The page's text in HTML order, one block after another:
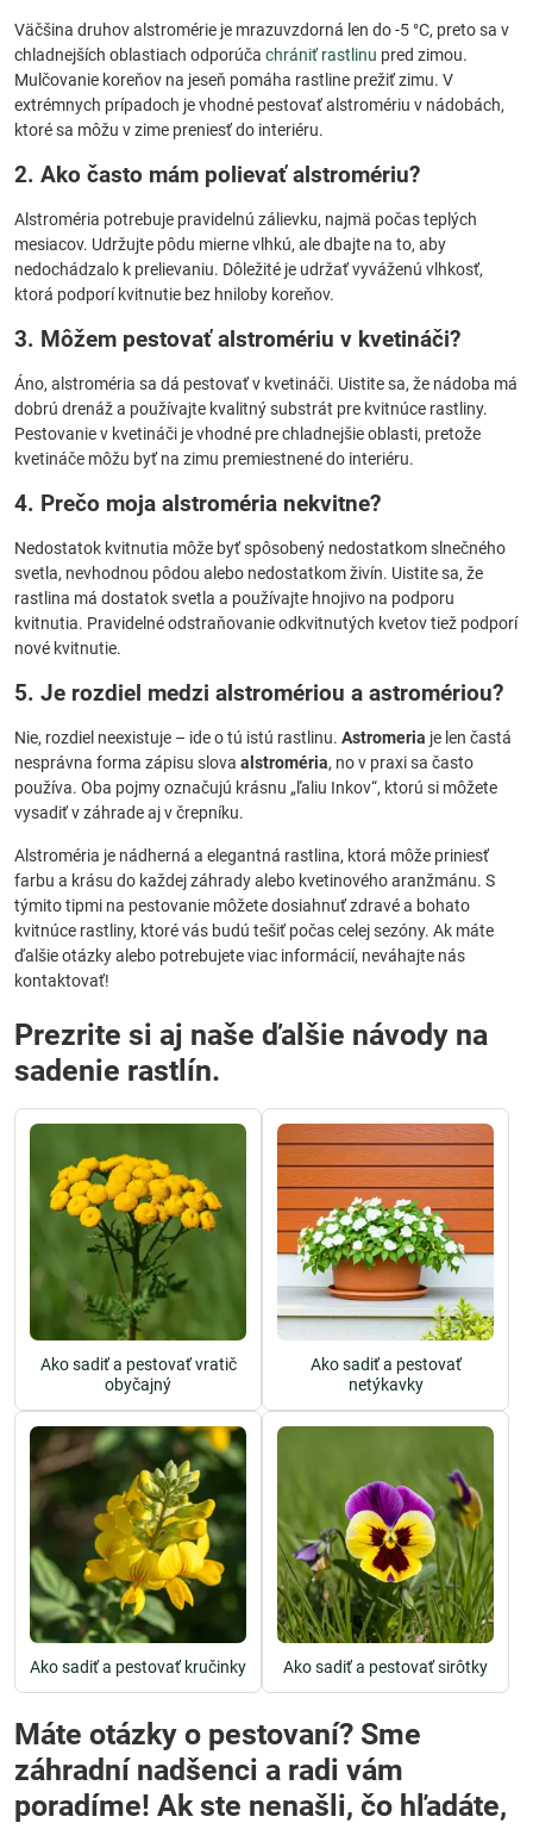
Väčšina druhov alstromérie je mrazuvzdorná len do -5 °C, preto sa v
chladnejších oblastiach odporúča chrániť rastlinu pred zimou.
Mulčovanie koreňov na jeseň pomáha rastline prežiť zimu. V
extrémnych prípadoch je vhodné pestovať alstromériu v nádobách,
ktoré sa môžu v zime preniesť do interiéru.
2. Ako často mám polievať alstromériu?
Alstroméria potrebuje pravidelnú zálievku, najmä počas teplých
mesiacov. Udržujte pôdu mierne vlhkú, ale dbajte na to, aby
nedochádzalo k prelievaniu. Dôležité je udržať vyváženú vlhkosť,
ktorá podporí kvitnutie bez hniloby koreňov.
3. Môžem pestovať alstromériu v kvetináči?
Áno, alstroméria sa dá pestovať v kvetináči. Uistite sa, že nádoba má
dobrú drenáž a používajte kvalitný substrát pre kvitnúce rastliny.
Pestovanie v kvetináči je vhodné pre chladnejšie oblasti, pretože
kvetináče môžu byť na zimu premiestnené do interiéru.
4. Prečo moja alstroméria nekvitne?
Nedostatok kvitnutia môže byť spôsobený nedostatkom slnečného
svetla, nevhodnou pôdou alebo nedostatkom živín. Uistite sa, že
rastlina má dostatok svetla a používajte hnojivo na podporu
kvitnutia. Pravidelné odstraňovanie odkvitnutých kvetov tiež podporí
nové kvitnutie.
5. Je rozdiel medzi alstromériou a astromériou?
Nie, rozdiel neexistuje – ide o tú istú rastlinu. Astromeria je len častá
nesprávna forma zápisu slova alstroméria, no v praxi sa často
používa. Oba pojmy označujú krásnu „ľaliu Inkov“, ktorú si môžete
vysadiť v záhrade aj v črepníku.
Alstroméria je nádherná a elegantná rastlina, ktorá môže priniesť
farbu a krásu do každej záhrady alebo kvetinového aranžmánu. S
týmito tipmi na pestovanie môžete dosiahnuť zdravé a bohato
kvitnúce rastliny, ktoré vás budú tešiť počas celej sezóny. Ak máte
ďalšie otázky alebo potrebujete viac informácií, neváhajte nás
kontaktovať!
Prezrite si aj naše ďalšie návody na
sadenie rastlín.
Ako sadiť a pestovať vratič
obyčajný
Ako sadiť a pestovať
netýkavky
Ako sadiť a pestovať kručinky Ako sadiť a pestovať sirôtky
Máte otázky o pestovaní? Sme
záhradní nadšenci a radi vám
poradíme! Ak ste nenašli, čo hľadáte,